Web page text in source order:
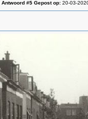
Antwoord #5 Gepost op: 20-03-